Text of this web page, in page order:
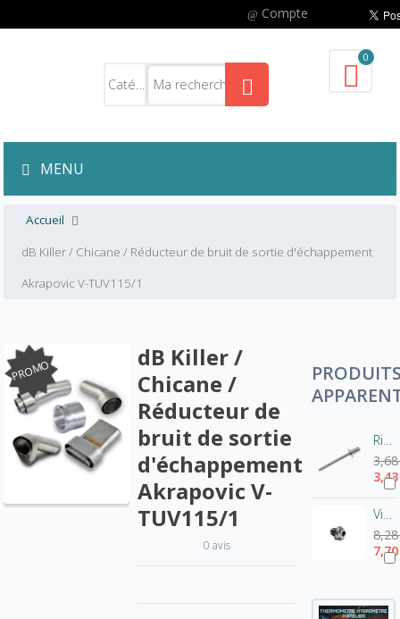
Compte
0
MENU
Accueil
dB Killer / Chicane / Réducteur de bruit de sortie d'échappement
Akrapovic V-TUV115/1
PROMO
dB Killer /
Chicane /
Réducteur de
bruit de sortie
d'échappement
Akrapovic V-
TUV115/1
0 avis
Rivet pot Akrapovic-Inox P-BR1
Vis de fixation pour chicane Akrapovic - tête hexagonale